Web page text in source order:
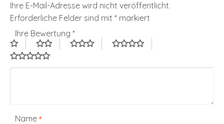
Ihre E-Mail-Adresse wird nicht veröffentlicht.
Erforderliche Felder sind mit * markiert
Ihre Bewertung *
Name *